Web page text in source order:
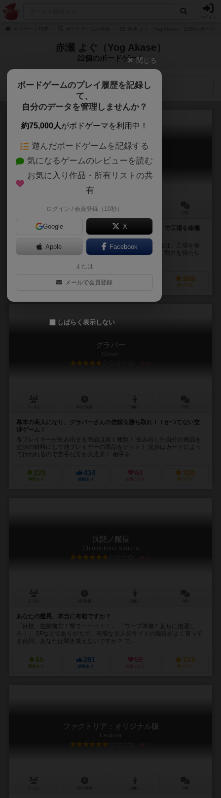
赤瀬 よぐ（Yog Akase）
22個のボードゲーム
検索メニュー
ファクトリア
Factoria
45分前後
スチームパンクの世界。「ポジティブなバッティング」で工場を稼働
させるたび、ゲームは速度を増していく！
蒸気と歯車の国・ファクトリアが舞台。プレイヤー達は、工場を稼
働して、持っている遺物を加工したり、技術を開発して能力を得たり
631
経験あり
569
持ってる
グラバー
Glover
5.9
幕末の商人になり、グラバーさんの信頼を勝ち取れ！！かつてない交
渉ゲーム！
各プレイヤーが生み出せる商品は各１種類！ 生み出した自分の商品を
交渉の材料にして他プレイヤーの商品をゲット！ 交渉はカードによっ
て行われるので苦手な方も大丈夫！ 相手を...
229
興味あり
434
経験あり
64
お気に入り
324
持ってる
沈黙ノ艦長
Chinmokuno Kancho
6.3
あなたの艦長、本当に有能ですか？
「目標、左舷前方！撃てーーー！！」 「ワープ準備！直ちに後退し
ろ！」 SFなどでありがちで、有能な主人公サイドの艦長がよく言って
る台詞、あなたは聞き覚えないですか？ で...
65
興味あり
281
経験あり
59
お気に入り
213
持ってる
ファクトリア：オリジナル版
Factoria
6.1
閉じる
ボードゲームのプレイ履歴を記録し
て、
自分のデータを管理しませんか？
約75,000人がボドゲーマを利用中！
遊んだボードゲームを記録する
気になるゲームのレビューを読む
お気に入り作品・所有リストの共
有
ログイン / 会員登録（10秒）
Google X
Apple Facebook
または
メールで会員登録
しばらく表示しない